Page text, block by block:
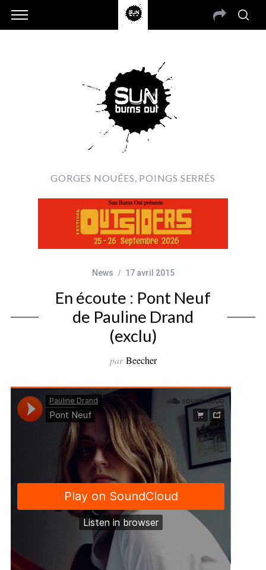
GORGES NOUÉES, POINGS SERRÉS
News 17 avril 2015
En écoute : Pont Neuf
de Pauline Drand
(exclu)
par Beecher